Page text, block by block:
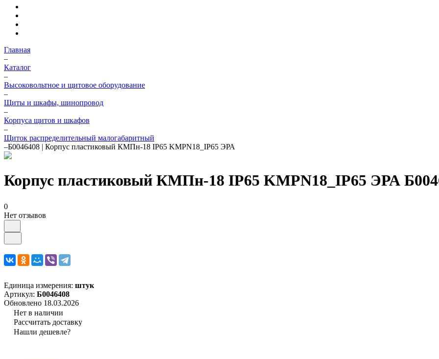
Главная
–
Каталог
–
Высоковольтное и щитовое оборудование
–
Щиты и шкафы, шинопровод
–
Корпуса щитов и шкафов
–
Щиток распределительный малогабаритный
–Б0046408 | Корпус пластиковый КМПн-18 IP65 KMPN18_IP65 ЭРА
Корпус пластиковый КМПн-18 IP65 KMPN18_IP65 ЭРА
0
Нет отзывов
Единица измерения: штук
Артикул: Б0046408
Обновлено 18.03.2026
Нет в наличии
Рассчитать доставку
Нашли дешевле?